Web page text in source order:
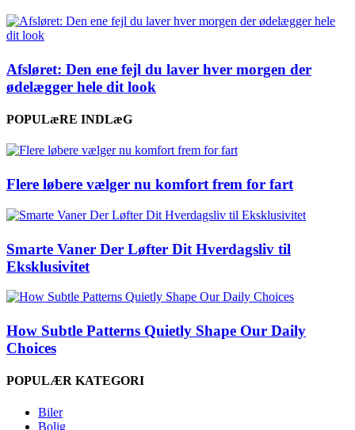
Afsløret: Den ene fejl du laver hver morgen der
ødelægger hele dit look
POPULæRE INDLæG
Flere løbere vælger nu komfort frem for fart
Smarte Vaner Der Løfter Dit Hverdagsliv til
Eksklusivitet
How Subtle Patterns Quietly Shape Our Daily
Choices
POPULÆR KATEGORI
Biler
Bolig